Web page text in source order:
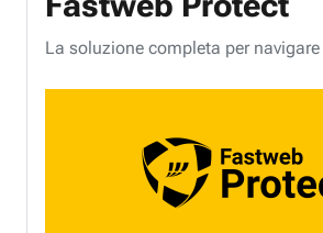
La soluzione completa per